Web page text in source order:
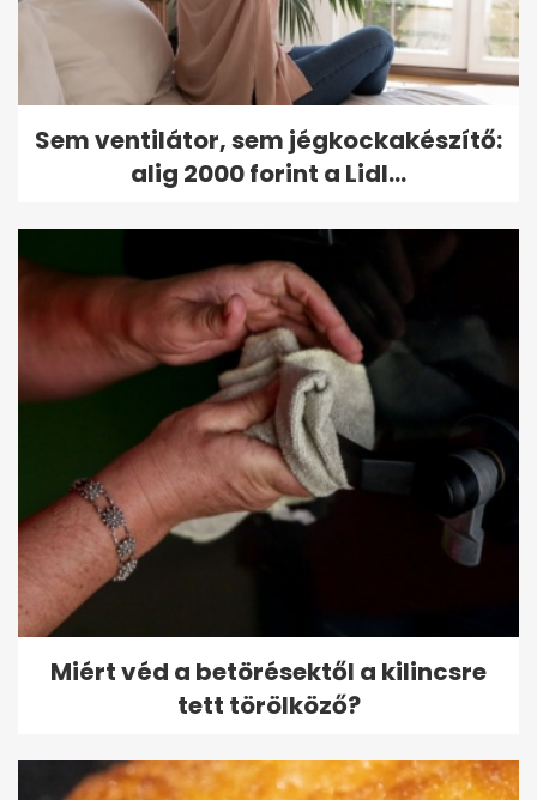
Sem ventilátor, sem jégkockakészítő:
alig 2000 forint a Lidl...
Miért véd a betörésektől a kilincsre
tett törölköző?